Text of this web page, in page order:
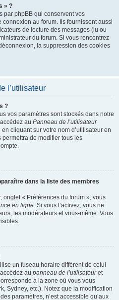
» ?
par phpBB qui conservent vos
connexion au forum. Ils fournissent aussi
de lecture des messages (lu ou
du forum. Si vous rencontrez
la suppression des cookies
l’utilisateur
?
vos paramètres sont stockés dans notre
au Panneau de l’utilisateur
cliquant sur votre nom d’utilisateur en
permettra de modifier tous les
dans la liste des membres
onglet « Préférences du forum », vous
en ligne. Si vous l’activez, vous ne
les modérateurs et vous-même. Vous
un fuseau horaire différent de celui
au panneau de l’utilisateuret
à la zone où vous vous
Sydney, etc.). Notez que la modification
paramètres, n’est accessible qu’aux